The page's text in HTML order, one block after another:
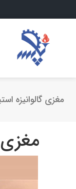
مغزی گالوانیزه
مغزی